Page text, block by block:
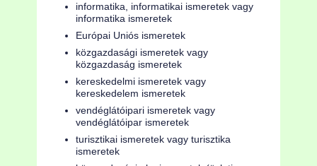
informatika, informatikai ismeretek vagy
informatika ismeretek
Európai Uniós ismeretek
közgazdasági ismeretek vagy
közgazdaság ismeretek
kereskedelmi ismeretek vagy
kereskedelem ismeretek
vendéglátóipari ismeretek vagy
vendéglátóipar ismeretek
turisztikai ismeretek vagy turisztika
ismeretek